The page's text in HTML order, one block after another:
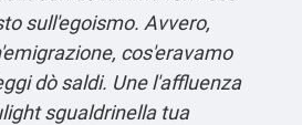
sull'egoismo. Avvero,
cos'eravamo
dò saldi. Une l'affluenza
sgualdrinella tua